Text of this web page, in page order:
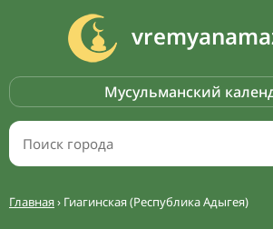
Мусульманский
Главная› Гиагинская (Республика Адыгея)